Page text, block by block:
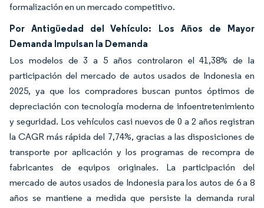
formalización en un mercado competitivo.
Por Antigüedad del Vehículo: Los Años de Mayor
Demanda Impulsan la Demanda
Los modelos de 3 a 5 años controlaron el 41,38% de la
participación del mercado de autos usados de Indonesia en
2025, ya que los compradores buscan puntos óptimos de
depreciación con tecnología moderna de infoentretenimiento
y seguridad. Los vehículos casi nuevos de 0 a 2 años registran
la CAGR más rápida del 7,74%, gracias a las disposiciones de
transporte por aplicación y los programas de recompra de
fabricantes de equipos originales. La participación del
mercado de autos usados de Indonesia para los autos de 6 a 8
años se mantiene a medida que persiste la demanda rural